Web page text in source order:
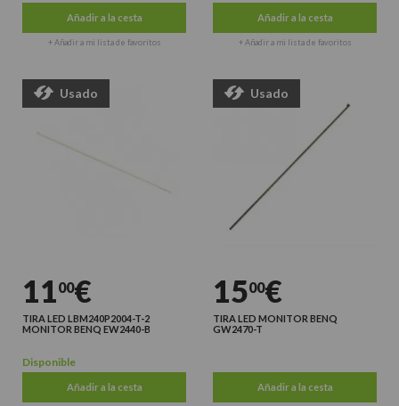
Añadir a la cesta
+ Añadir a mi lista de favoritos
Añadir a la cesta
+ Añadir a mi lista de favoritos
Usado
1100€
TIRA LED LBM240P2004-T-2
MONITOR BENQ EW2440-B
Disponible
Añadir a la cesta
Usado
1500€
TIRA LED MONITOR BENQ
GW2470-T
Añadir a la cesta